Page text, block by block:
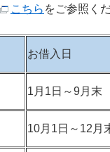
こちら をご参照く
お借入日
1月1日～9月末
10月1日～12月